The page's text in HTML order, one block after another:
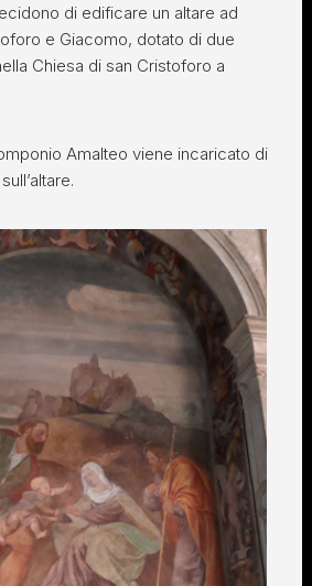
di edificare un altare ad
e Giacomo, dotato di due
Chiesa di san Cristoforo a
Amalteo viene incaricato di